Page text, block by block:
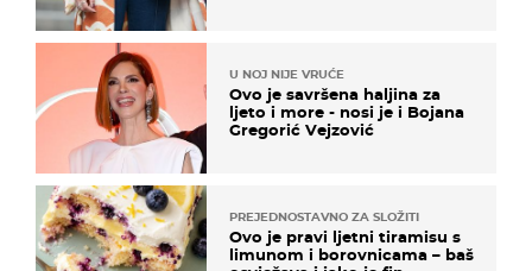
U NOJ NIJE VRUĆE
Ovo je savršena haljina za
ljeto i more - nosi je i Bojana
Gregorić Vejzović
PREJEDNOSTAVNO ZA SLOŽITI
Ovo je pravi ljetni tiramisu s
limunom i borovnicama – baš